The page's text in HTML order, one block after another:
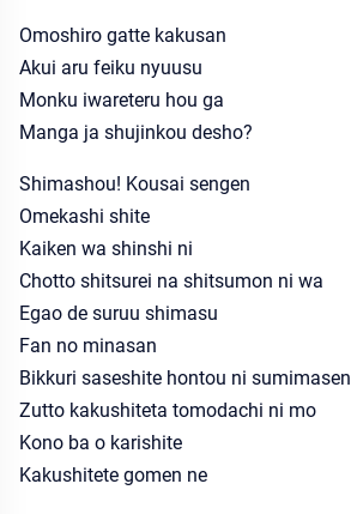
Omoshiro gatte kakusan
Akui aru feiku nyuusu
Monku iwareteru hou ga
Manga ja shujinkou desho?
Shimashou! Kousai sengen
Omekashi shite
Kaiken wa shinshi ni
Chotto shitsurei na shitsumon ni wa
Egao de suruu shimasu
Fan no minasan
Bikkuri saseshite hontou ni sumimasen
Zutto kakushiteta tomodachi ni mo
Kono ba o karishite
Kakushitete gomen ne